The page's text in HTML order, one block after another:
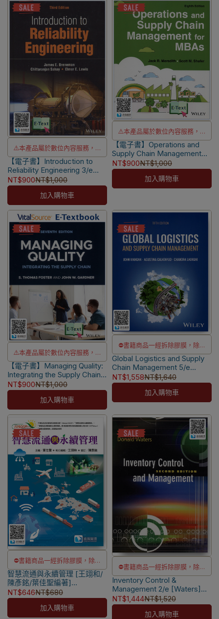
⚠️本產品屬於數位內容服務，一
經購買不提供退貨與退款
⚠️本產品為台灣優惠價格，故僅
販售給台灣地區使用
⚠️電子書產品僅限台灣境內使
用，海外IP無法註冊成功
【電子書】Introduction to
Reliability Engineering 3/e
[Breneman]
NT$900NT$1,000
加入購物車
⚠️本產品屬於數位內容服務，一
經購買不提供退貨與退款
⚠️本產品為台灣優惠價格，故僅
販售給台灣地區使用
⚠️電子書產品僅限台灣境內使
【電子書】Operations and
Supply Chain Management
for MBAs 8/e [Meredith]
NT$900NT$1,000
加入購物車
⚠️本產品屬於數位內容服務，一
經購買不提供退貨與退款
⚠️本產品為台灣優惠價格，故僅
販售給台灣地區使用
⚠️電子書產品僅限台灣境內使
用，海外IP無法註冊成功
【電子書】Managing Quality:
Integrating the Supply Chain
7/e [Foster]
NT$900NT$1,000
加入購物車
⛔書籍商品一經拆除膠膜，除非
瑕疵換書不提供退貨與退款
✅訂購數量5本以上另有優惠，請
洽LINE客服訂購
本書另售【電子書】
Global Logistics and Supply
Chain Management 5/e
[Mangan] 9781394262502
NT$1,558NT$1,640
加入購物車
⛔書籍商品一經拆除膠膜，除非
瑕疵換書不提供退貨與退款
✅訂購數量5本以上另有優惠，請
洽LINE客服訂購
智慧流通與永續管理 [王翊和/
陳彥銘/葉佳聖編著]
9786269908981
NT$646NT$680
加入購物車
⛔書籍商品一經拆除膠膜，除非
瑕疵換書不提供退貨與退款
✅訂購數量5本以上另有優惠，請
洽LINE客服訂購
Inventory Control &
Management 2/e [Waters]
9780470858769
NT$1,444NT$1,520
加入購物車